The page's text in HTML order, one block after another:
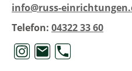
info@russ-
Telefon: 04322 33 60